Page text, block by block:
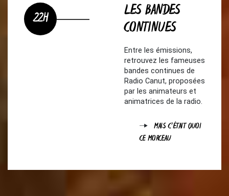
22H
LES BANDES
CONTINUES
Entre les émissions,
retrouvez les fameuses
bandes continues de
Radio Canut, proposées
par les animateurs et
animatrices de la radio.
MAIS C'ÉTAIT QUOI
CE MORCEAU